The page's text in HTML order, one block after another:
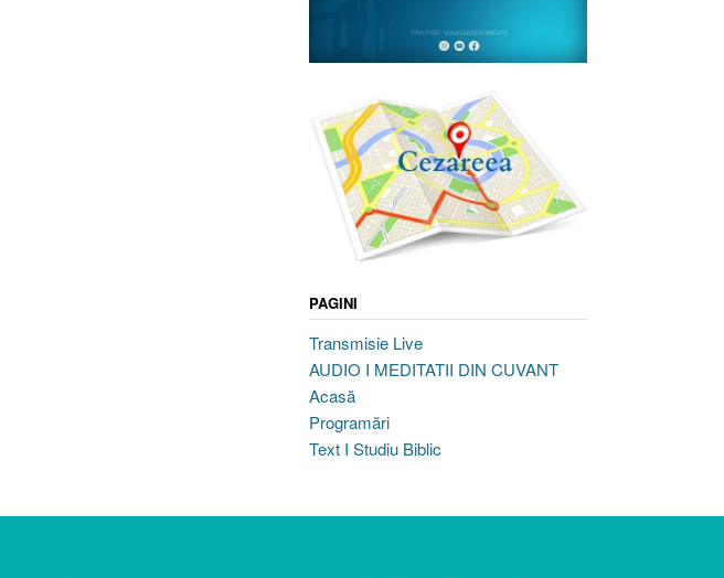
PAGINI
Transmisie Live
AUDIO I MEDITATII DIN CUVANT
Acasă
Programări
Text I Studiu Biblic